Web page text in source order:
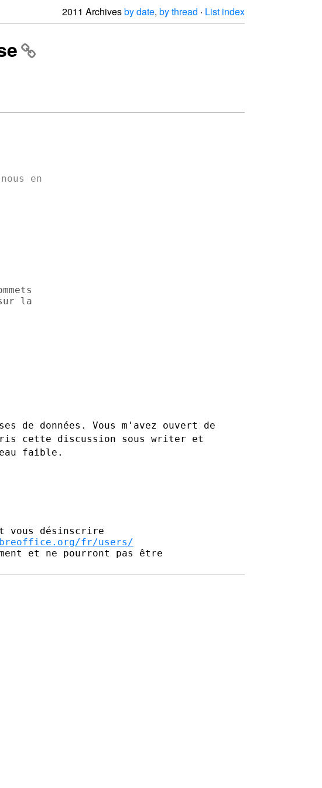
2011 Archivesby date, by thread · List index
en
la
de données. Vous m'avez ouvert de
cette discussion sous writer et
faible.
vous désinscrire
fr/users/
et ne pourront pas être